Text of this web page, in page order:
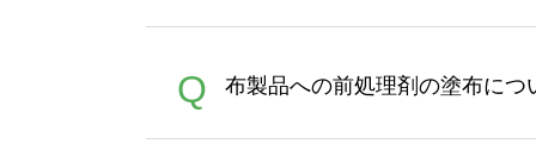
A
ポイントとして付与され、次
文時からご利用頂けます。ポ
Q 布製品への前処理剤の塗布につ